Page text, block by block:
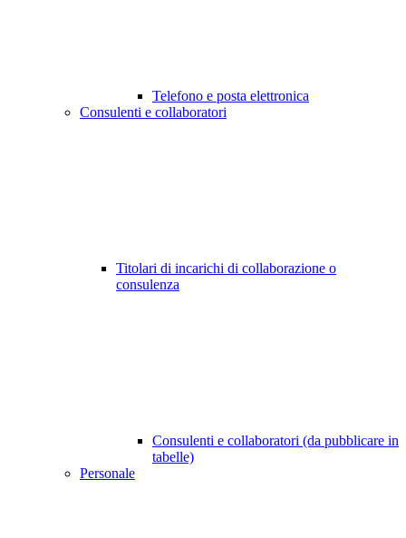
Telefono e posta elettronica
Consulenti e collaboratori
Titolari di incarichi di collaborazione o
consulenza
Consulenti e collaboratori (da pubblicare in
tabelle)
Personale